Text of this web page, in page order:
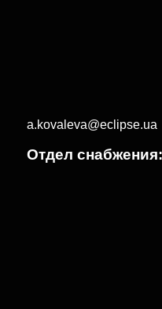
a.kovaleva@eclipse.ua
Отдел снабжения: